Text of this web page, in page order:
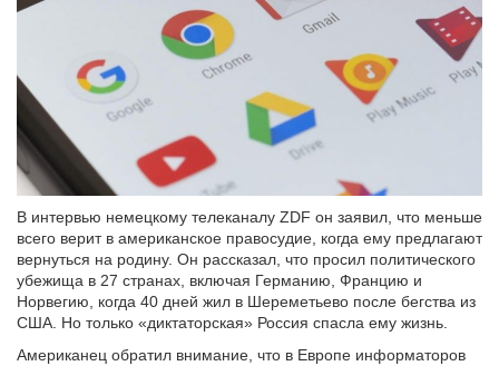
В интервью немецкому телеканалу ZDF он заявил, что меньше
всего верит в американское правосудие, когда ему предлагают
вернуться на родину. Он рассказал, что просил политического
убежища в 27 странах, включая Германию, Францию и
Норвегию, когда 40 дней жил в Шереметьево после бегства из
США. Но только «диктаторская» Россия спасла ему жизнь.
Американец обратил внимание, что в Европе информаторов